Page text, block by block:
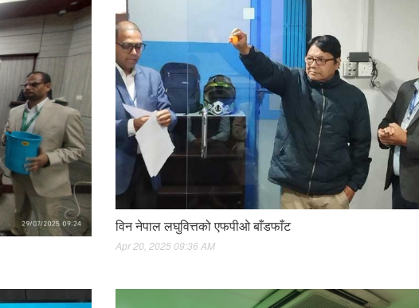
विन नेपाल लघुवित्तको एफपीओ बाँडफाँट
Apr 20, 2025 09:36 AM